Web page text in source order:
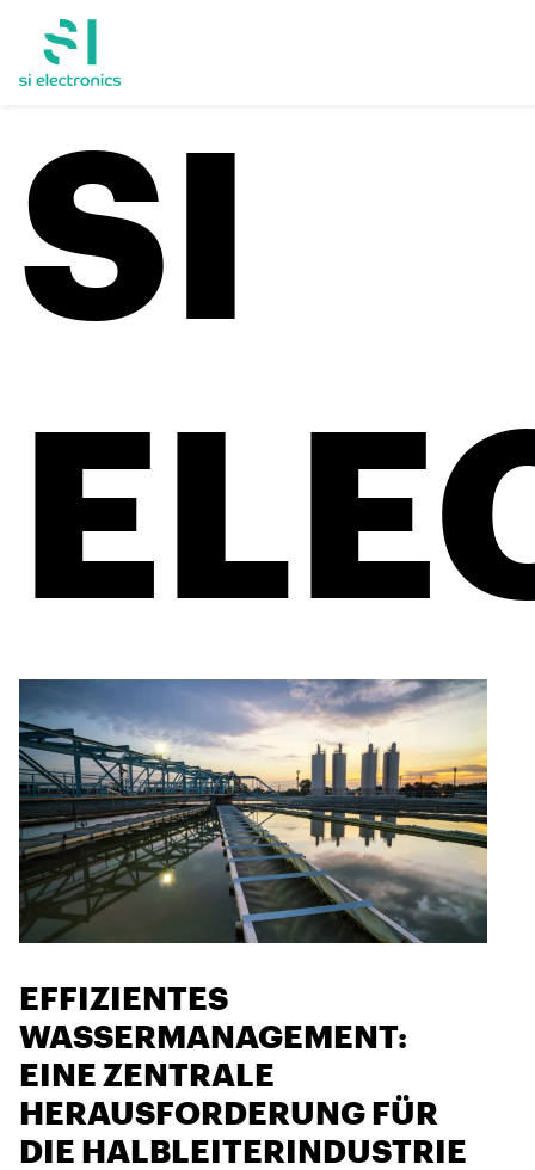
SI
EFFIZIENTES
WASSERMANAGEMENT:
EINE ZENTRALE
HERAUSFORDERUNG FÜR
DIE HALBLEITERINDUSTRIE